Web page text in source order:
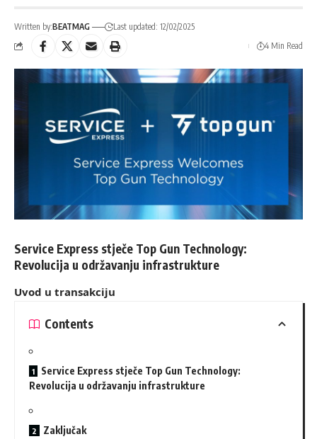
Written by:BEATMAG
Last updated: 12/02/2025
4 Min Read
Service Express stječe Top Gun Technology:
Revolucija u održavanju infrastrukture
Uvod u transakciju
Contents
Service Express stječe Top Gun Technology:
Revolucija u održavanju infrastrukture
Zaključak